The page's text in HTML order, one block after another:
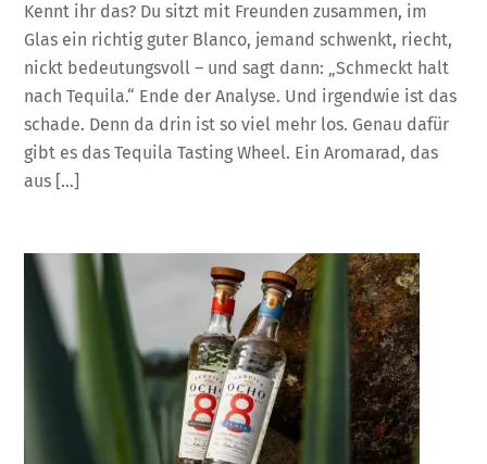
Kennt ihr das? Du sitzt mit Freunden zusammen, im
Glas ein richtig guter Blanco, jemand schwenkt, riecht,
nickt bedeutungsvoll – und sagt dann: „Schmeckt halt
nach Tequila.“ Ende der Analyse. Und irgendwie ist das
schade. Denn da drin ist so viel mehr los. Genau dafür
gibt es das Tequila Tasting Wheel. Ein Aromarad, das
aus […]